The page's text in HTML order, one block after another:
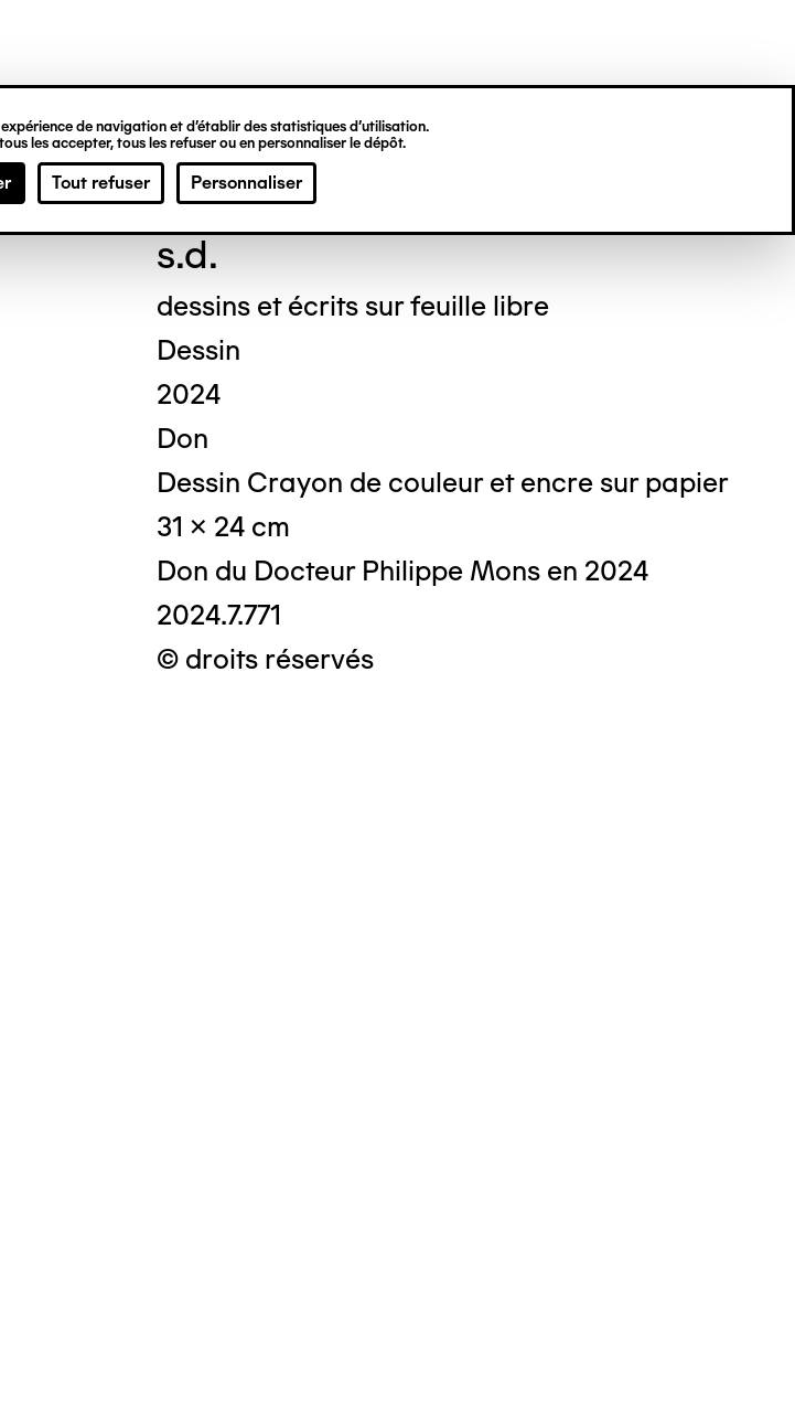
de navigation et d’établir des statistiques d’utilisation.
les accepter, tous les refuser ou en personnaliser le dépôt.
Tout refuser Personnaliser
Georgine HU
s.d.
dessins et écrits sur feuille libre
Dessin
2024
Don
Dessin Crayon de couleur et encre sur papier
31 x 24 cm
Don du Docteur Philippe Mons en 2024
2024.7.771
© droits réservés